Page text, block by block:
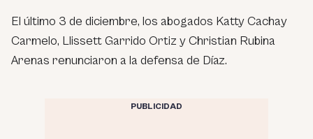
El último 3 de diciembre, los abogados Katty Cachay
Carmelo, Llissett Garrido Ortiz y Christian Rubina
Arenas renunciaron a la defensa de Díaz.
PUBLICIDAD